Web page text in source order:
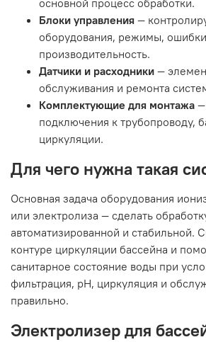
основной процесс обработки.
Блоки управления —
оборудования, режимы,
производительность.
Датчики и расходники —
обслуживания и ремонта
Комплектующие для монтажа
подключения к трубопроводу,
циркуляции.
Для чего нужна такая
Основная задача оборудования
или электролиза — сделать
автоматизированной и стабильной.
контуре циркуляции бассейна и
санитарное состояние воды при
фильтрация, pH, циркуляция и
правильно.
Электролизер для